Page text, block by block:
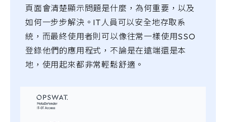
頁面會清楚顯示問題是什麼，為何重要，以及
如何一步步解決。IT人員可以安全地存取系
統，而最終使用者則可以像往常一樣使用SSO
登錄他們的應用程式，不論是在遠端還是本
地，使用起來都非常輕鬆舒適。